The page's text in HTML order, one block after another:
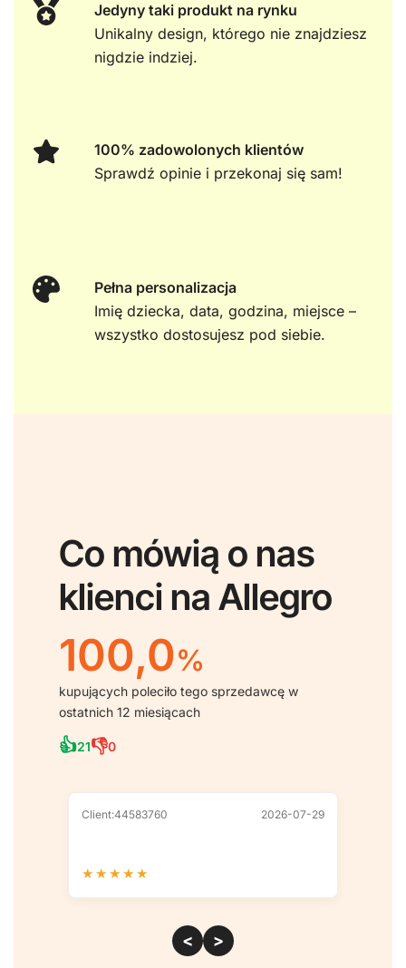
Jedyny taki produkt na rynku
Unikalny design, którego nie znajdziesz
nigdzie indziej.
100% zadowolonych klientów
Sprawdź opinie i przekonaj się sam!
Pełna personalizacja
Imię dziecka, data, godzina, miejsce –
wszystko dostosujesz pod siebie.
Co mówią o nas
klienci na Allegro
100,0%
kupujących poleciło tego sprzedawcę w
ostatnich 12 miesiącach
👍21👎0
Client:44583760 2026-07-29
★ ★ ★ ★ ★
< >